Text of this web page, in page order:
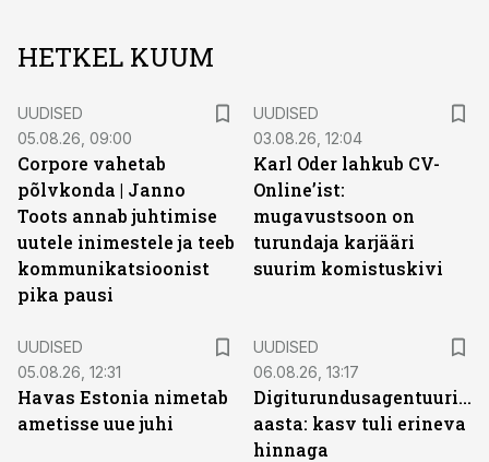
HETKEL KUUM
UUDISED
05.08.26, 09:00
Corpore vahetab
põlvkonda | Janno
Toots annab juhtimise
uutele inimestele ja teeb
kommunikatsioonist
pika pausi
UUDISED
03.08.26, 12:04
Karl Oder lahkub CV-
Online’ist:
mugavustsoon on
turundaja karjääri
suurim komistuskivi
UUDISED
05.08.26, 12:31
Havas Estonia nimetab
ametisse uue juhi
UUDISED
06.08.26, 13:17
Digiturundusagentuuride
aasta: kasv tuli erineva
hinnaga